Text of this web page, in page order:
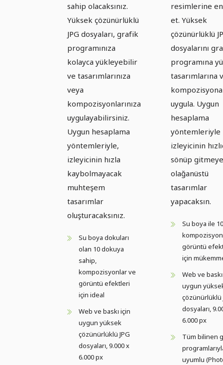
sahip olacaksınız.
Yüksek çözünürlüklü
JPG dosyaları, grafik
programınıza
kolayca yükleyebilir
ve tasarımlarınıza
veya
kompozisyonlarınıza
uygulayabilirsiniz.
Uygun hesaplama
yöntemleriyle,
izleyicinin hızla
kaybolmayacak
muhteşem
tasarımlar
oluşturacaksınız.
Su boya dokuları
olan 10 dokuya
sahip,
kompozisyonlar ve
görüntü efektleri
için ideal
Web ve baskı için
uygun yüksek
çözünürlüklü JPG
dosyaları, 9.000 x
6.000 px
resimlerine
et. Yüksek
çözünürlüklü
dosyalarını
programına
tasarımlarına
kompozisyona
uygula. Uygun
hesaplama
yöntemleriyle
izleyicinin
sönüp
olağanüstü
tasarımlar
yapacaksın.
Su boya ile
görüntü
için
Web ve
uygun
çözünürlüklü
dosyaları,
6.000 px
Tüm bilinen
uyumlu